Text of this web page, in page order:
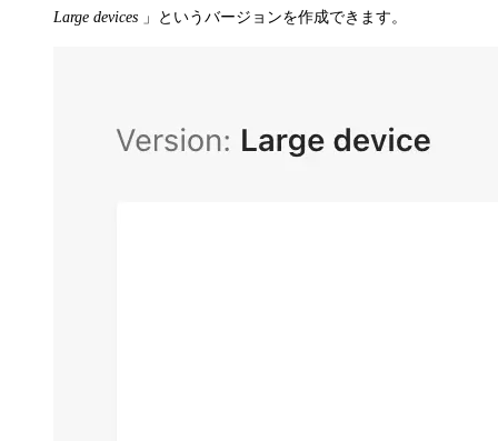
Large devices 」というバージョンを作成できます。